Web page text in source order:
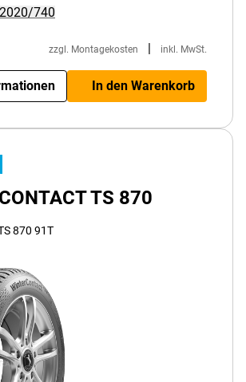
740
zzgl. Montagekosten | inkl. MwSt.
In den Warenkorb
TS 870
870 91T